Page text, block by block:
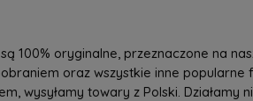
100% oryginalne, przeznaczone na
oraz wszystkie inne popularne
wysyłamy towary z Polski.